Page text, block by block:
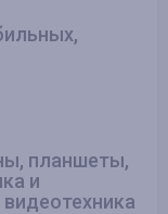
планшеты,
и